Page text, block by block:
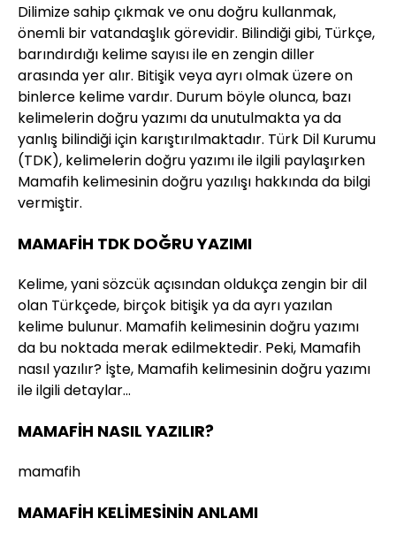
Dilimize sahip çıkmak ve onu doğru kullanmak,
önemli bir vatandaşlık görevidir. Bilindiği gibi, Türkçe,
barındırdığı kelime sayısı ile en zengin diller
arasında yer alır. Bitişik veya ayrı olmak üzere on
binlerce kelime vardır. Durum böyle olunca, bazı
kelimelerin doğru yazımı da unutulmakta ya da
yanlış bilindiği için karıştırılmaktadır. Türk Dil Kurumu
(TDK), kelimelerin doğru yazımı ile ilgili paylaşırken
Mamafih kelimesinin doğru yazılışı hakkında da bilgi
vermiştir.
MAMAFİH TDK DOĞRU YAZIMI
Kelime, yani sözcük açısından oldukça zengin bir dil
olan Türkçede, birçok bitişik ya da ayrı yazılan
kelime bulunur. Mamafih kelimesinin doğru yazımı
da bu noktada merak edilmektedir. Peki, Mamafih
nasıl yazılır? İşte, Mamafih kelimesinin doğru yazımı
ile ilgili detaylar…
MAMAFİH NASIL YAZILIR?
mamafih
MAMAFİH KELİMESİNİN ANLAMI